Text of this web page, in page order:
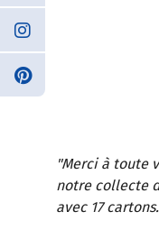
"Merci à toute
notre collecte
avec 17